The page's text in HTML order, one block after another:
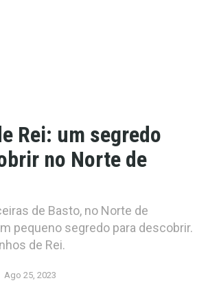
Rei: um segredo
no Norte de
de Basto, no Norte de
pequeno segredo para descobrir.
de Rei.
Ago 25, 2023